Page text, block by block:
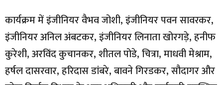
कार्यक्रम में इंजीनियर वैभव जोशी, इंजीनियर पवन सावरकर,
इंजीनियर अनिल अंबटकर, इंजीनियर लिनाता खोरगड़े, हनीफ
कुरेशी, अरविंद कुचानकर, शीतल पोडे, चित्रा, माधवी मेश्राम,
हर्षल दासरवार, हरिदास डांबरे, बावने गिरडकर, सौदागर और